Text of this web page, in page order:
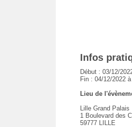
Infos
Début : 03/12/
Fin : 04/12/2022
Lieu de
Lille Grand Palais
1 Boulevard des
59777 LILLE